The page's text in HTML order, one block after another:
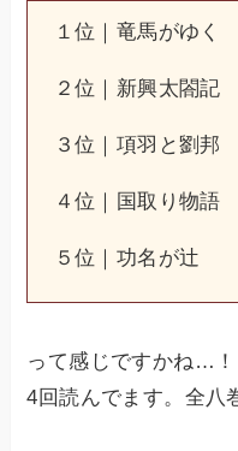
１位｜竜馬がゆく
２位｜新興太閤記
３位｜項羽と劉邦
４位｜国取り物語
５位｜功名が辻
って感じですかね…
4回読んでます。全八